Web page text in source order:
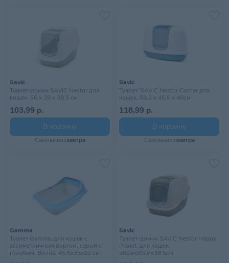
Savic
Туалет-домик SAVIC Nestor для
кошек, 56 x 39 x 38.5 см
103,99 р.
В корзину
Самовывоззавтра
Savic
Туалет 'SAVIC Nestor Corner для
кошек, 58,5 x 45,5 x 40см
118,99 р.
В корзину
Самовывоззавтра
Gamma
Туалет Gamma, для кошек с
ассиметричным бортом, серый с
голубым, Волна, 45,5х35х20 см
Savic
Туалет-домик SAVIC Nestor Happy
Planet, для кошек
56смх39смх38.5см